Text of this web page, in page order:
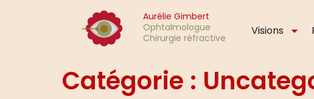
Aurélie Gimbert
Ophtalmologue
Chirurgie réfractive
Visions
Catégorie :